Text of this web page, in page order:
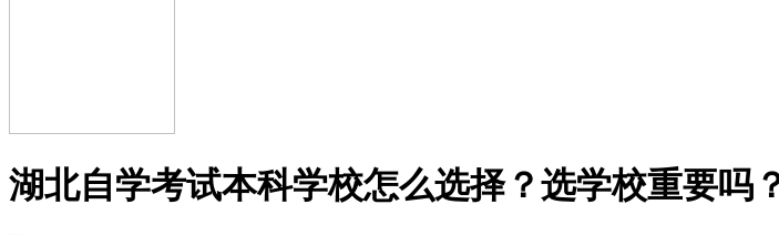
湖北自学考试本科学校怎么选择？选学校重要吗